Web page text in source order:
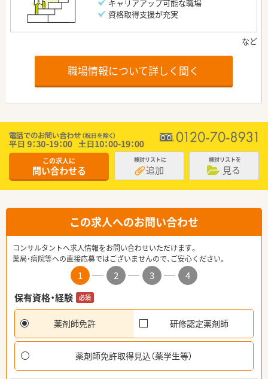
キャリアアップ可能な職場
資格取得支援が充実
職場情報について詳しく聞く
この求人に
問い合わせる
検討リストに
追加
検討リストを
見る
この求人へのお問い合わせ
コンサルタントへ求人情報をお問い合わせいただけます。
薬局・病院等への直接応募ではございませんので、ご安心ください。
1 2 3
4
保有資格・経験
必須
薬剤師免許 研修認定薬剤師
薬剤師免許取得見込（薬学生等）